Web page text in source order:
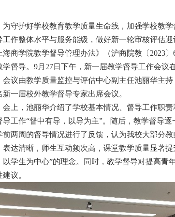
为守护好学校教育教学质量生命线，加强学校教
工作整体水平与服务能级，做好新一轮审核评估
海商学院教学督导管理办法》（沪商院教〔2023
学督导。9月27日下午，新一届教学督导工作会议
会议由教学质量监控与评估中心副主任池丽华主
新一届校外教学督导专家出席会议。
会上，池丽华介绍了学校基本情况、督导工作职
导工作“督中有导，以导为主”。随后，教学督导
前两周的督导情况进行了反馈，认为我校大部分
表达清晰，师生互动频次高，课堂教学质量显著
以学生为中心”的理念。同时，教学督导对提高青
议。